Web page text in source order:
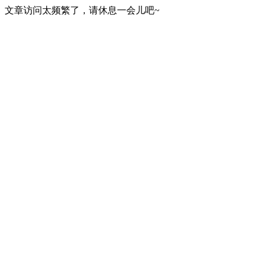
文章访问太频繁了，请休息一会儿吧~